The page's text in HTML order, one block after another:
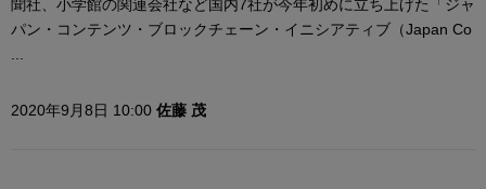
聞社、小学館の関連会社など国内7社が今年初めに立ち上げた「ジャ
パン・コンテンツ・ブロックチェーン・イニシアティブ（Japan Co
2020年9月8日 10:00 佐藤 茂